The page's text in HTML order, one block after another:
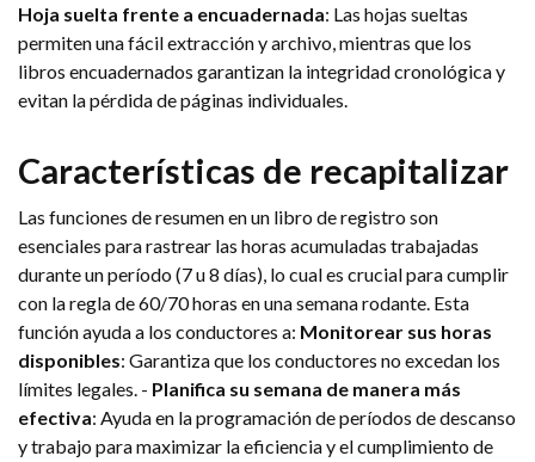
Hoja suelta frente a encuadernada: Las hojas sueltas
permiten una fácil extracción y archivo, mientras que los
libros encuadernados garantizan la integridad cronológica y
evitan la pérdida de páginas individuales.
Características de recapitalizar
Las funciones de resumen en un libro de registro son
esenciales para rastrear las horas acumuladas trabajadas
durante un período (7 u 8 días), lo cual es crucial para cumplir
con la regla de 60/70 horas en una semana rodante. Esta
función ayuda a los conductores a: Monitorear sus horas
disponibles: Garantiza que los conductores no excedan los
límites legales. - Planifica su semana de manera más
efectiva: Ayuda en la programación de períodos de descanso
y trabajo para maximizar la eficiencia y el cumplimiento de